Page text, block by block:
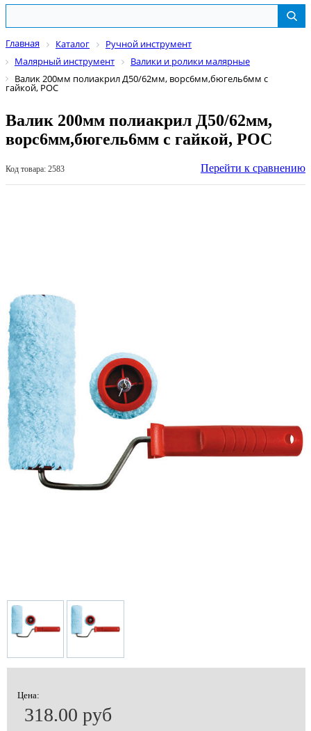
Главная Каталог
Ручной инструмент
Малярный инструмент
Валики и ролики малярные
Валик 200мм полиакрил Д50/62мм, ворс6мм,бюгель6мм с
гайкой, РОС
Валик 200мм полиакрил Д50/62мм,
ворс6мм,бюгель6мм с гайкой, РОС
Код товара: 2583 Перейти к сравнению
Цена:
318.00 руб